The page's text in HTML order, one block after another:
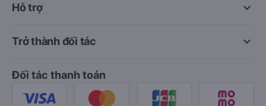
keyboard_arrow_down
Hỗ trợ
keyboard_arrow_down
Trở thành đối tác
Đối tác thanh toán